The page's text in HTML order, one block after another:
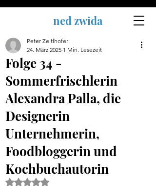
ned zwida
Folge 34 -
Sommerfrischlerin
Alexandra Palla, die
Designerin
Unternehmerin,
Foodbloggerin und
Kochbuchautorin
Peter Zeitlhofer
24. März 2025 1 Min. Lesezeit
Mit NaN von 5 Sternen bewertet.